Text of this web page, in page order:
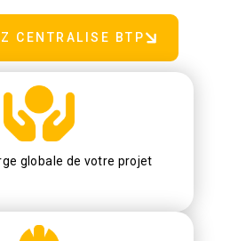
CENTRALISE BTP
globale de votre projet